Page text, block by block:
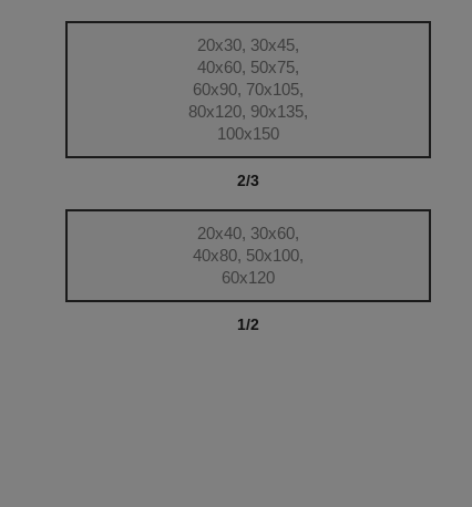
20x30, 30x45,
40x60, 50x75,
60x90, 70x105,
80x120, 90x135,
100x150
2/3
20x40, 30x60,
40x80, 50x100,
60x120
1/2